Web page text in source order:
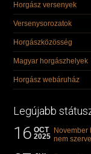
Horgász versenyek
Versenysorozatok
Horgászközösség
Magyar horgászhelyek
Horgász webáruház
Legújabb
16 OCT
2025
November
nem